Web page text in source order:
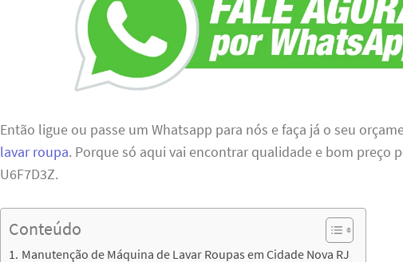
Então ligue ou passe um Whatsapp para nós e faça já o seu
lavar roupa. Porque só aqui vai encontrar qualidade e bom preço
U6F7D3Z.
Conteúdo
Manutenção de Máquina de Lavar Roupas em Cidade Nova RJ